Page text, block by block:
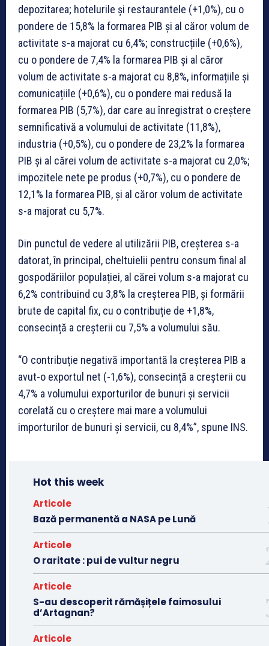
depozitarea; hotelurile și restaurantele (+1,0%), cu o
pondere de 15,8% la formarea PIB și al căror volum de
activitate s-a majorat cu 6,4%; construcțiile (+0,6%),
cu o pondere de 7,4% la formarea PIB și al căror
volum de activitate s-a majorat cu 8,8%, informațiile și
comunicațiile (+0,6%), cu o pondere mai redusă la
formarea PIB (5,7%), dar care au înregistrat o creștere
semnificativă a volumului de activitate (11,8%),
industria (+0,5%), cu o pondere de 23,2% la formarea
PIB și al cărei volum de activitate s-a majorat cu 2,0%;
impozitele nete pe produs (+0,7%), cu o pondere de
12,1% la formarea PIB, și al căror volum de activitate
s-a majorat cu 5,7%.
Din punctul de vedere al utilizării PIB, creșterea s-a
datorat, în principal, cheltuielii pentru consum final al
gospodăriilor populației, al cărei volum s-a majorat cu
6,2% contribuind cu 3,8% la creșterea PIB, și formării
brute de capital fix, cu o contribuție de +1,8%,
consecință a creșterii cu 7,5% a volumului său.
“O contribuție negativă importantă la creșterea PIB a
avut-o exportul net (-1,6%), consecință a creșterii cu
4,7% a volumului exporturilor de bunuri și servicii
corelată cu o creștere mai mare a volumului
importurilor de bunuri și servicii, cu 8,4%”, spune INS.
Hot this week
Articole
Bază permanentă a NASA pe Lună
Articole
O raritate : pui de vultur negru
Articole
S-au descoperit rămășițele faimosului
d’Artagnan?
Articole